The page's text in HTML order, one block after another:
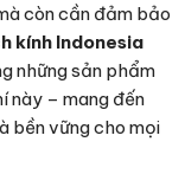
còn cần đảm bảo
kính Indonesia
những sản phẩm
này – mang đến
bền vững cho mọi